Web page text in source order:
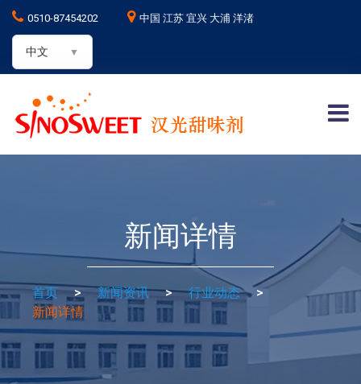
0510-87454202 中国 江苏 宜兴 大浦 洋渚
中文
新闻详情
首页 > 新闻资讯 > 行业动态
>
新闻详情